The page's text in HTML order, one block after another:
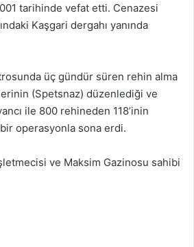
tarihinde vefat etti. Cenazesi
Kaşgari dergahı yanında
üç gündür süren rehin alma
(Spetsnaz) düzenlediği ve
ile 800 rehineden 118’inin
operasyonla sona erdi.
ve Maksim Gazinosu sahibi